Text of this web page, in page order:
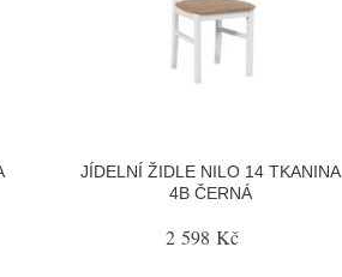
JÍDELNÍ ŽIDLE NILO 14 TKANINA
4B ČERNÁ
2 598 Kč